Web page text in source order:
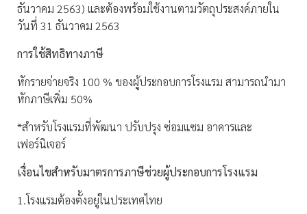
ธันวาคม 2563) และต้องพร้อมใช้งานตามวัตถุประสงค์ภายใน
วันที่ 31 ธันวาคม 2563
การใช้สิทธิทางภาษี
หักรายจ่ายจริง 100 % ของผู้ประกอบการโรงแรม สามารถนำมา
หักภาษีเพิ่ม 50%
*สำหรับโรงแรมที่พัฒนา ปรับปรุง ซ่อมแซม อาคารและ
เฟอร์นิเจอร์
เงื่อนไขสำหรับมาตรการภาษีช่วยผู้ประกอบการโรงแรม
1.โรงแรมต้องตั้งอยู่ในประเทศไทย